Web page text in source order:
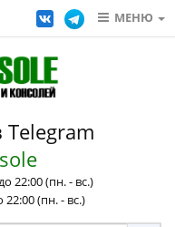
МЕНЮ
22:00 (пн. - вс.)
(пн. - вс.)